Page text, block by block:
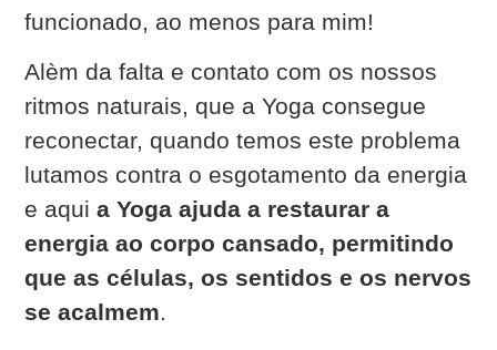
funcionado, ao menos para mim!
Alèm da falta e contato com os nossos
ritmos naturais, que a Yoga consegue
reconectar, quando temos este problema
lutamos contra o esgotamento da energia
e aquia Yoga ajuda a restaurar a
energia ao corpo cansado, permitindo
que as células, os sentidos e os nervos
se acalmem.